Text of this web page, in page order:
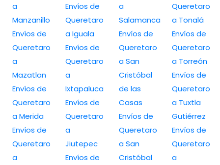
a
Manzanillo
Envíos de
Queretaro
a
Mazatlan
Envíos de
Queretaro
a Merida
Envíos de
Queretaro
a
Envíos de
Queretaro
a Iguala
Envíos de
Queretaro
a
Ixtapaluca
Envíos de
Queretaro
a
Jiutepec
Envíos de
a
Salamanca
Envíos de
Queretaro
a San
Cristóbal
de las
Casas
Envíos de
Queretaro
a San
Cristóbal
Queretaro
a Tonalá
Envíos de
Queretaro
a Torreón
Envíos de
Queretaro
a Tuxtla
Gutiérrez
Envíos de
Queretaro
a